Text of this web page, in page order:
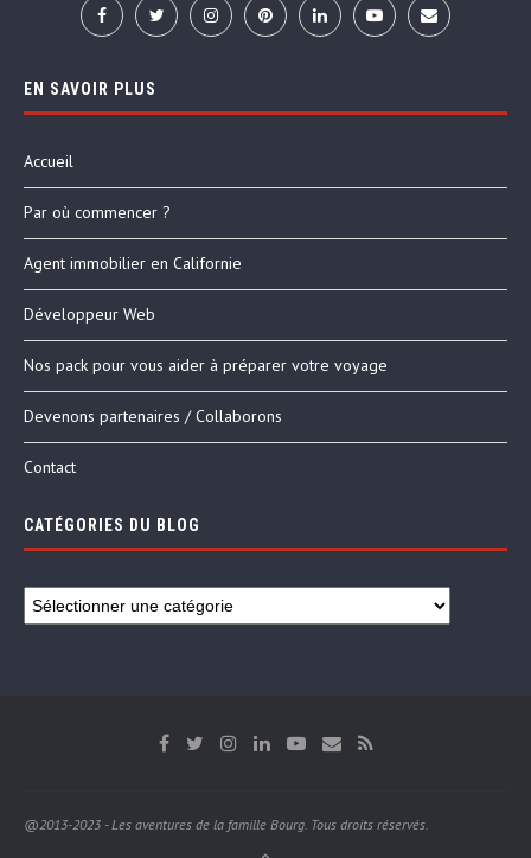
EN SAVOIR PLUS
Accueil
Par où commencer ?
Agent immobilier en Californie
Développeur Web
Nos pack pour vous aider à préparer votre voyage
Devenons partenaires / Collaborons
Contact
CATÉGORIES DU BLOG
@2013-2023 - Les aventures de la famille Bourg. Tous droits réservés.